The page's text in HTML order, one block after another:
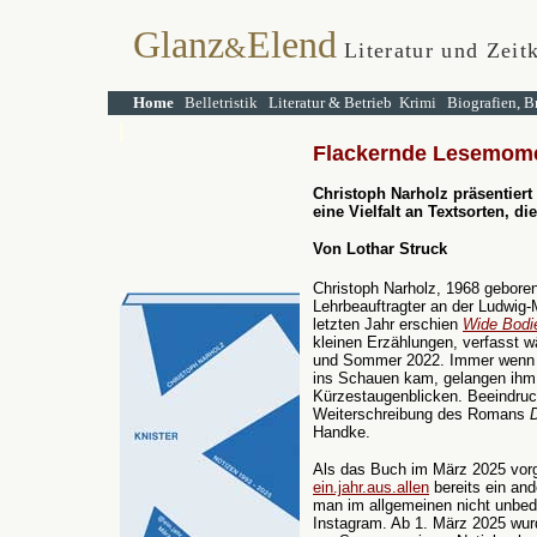
Glanz&Elend Literatur und
Home Belletristik Literatur & Betrieb Krimi Biografien,
Flackernde
Christoph Narholz
eine Vielfalt an Textsorten,
Von Lothar Struck
Christoph Narholz, 1968
Lehrbeauftragter an der
letzten Jahr erschien Wide
kleinen Erzählungen, verfasst
und Sommer 2022. Immer
ins Schauen kam, gelangen
Kürzestaugenblicken.
Weiterschreibung des Romans
Handke.
Als das Buch im März 2025
ein.jahr.aus.allen bereits ein
man im allgemeinen nicht
Instagram. Ab 1. März 2025